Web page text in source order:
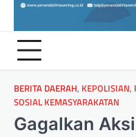
BERITA DAERAH, KEPOLISIAN,
SOSIAL KEMASYARAKATAN
Gagalkan